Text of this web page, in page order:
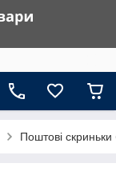
Поштові скриньки